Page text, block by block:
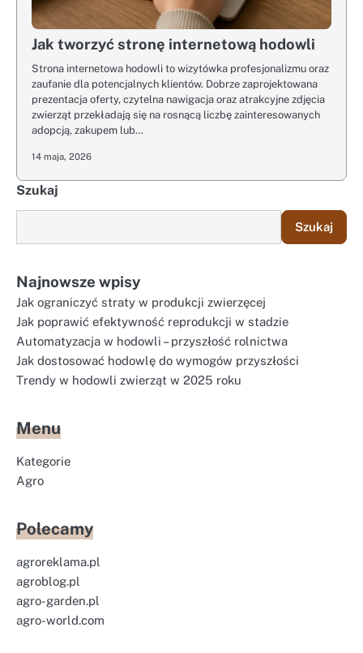
Jak tworzyć stronę internetową hodowli
Strona internetowa hodowli to wizytówka profesjonalizmu oraz
zaufanie dla potencjalnych klientów. Dobrze zaprojektowana
prezentacja oferty, czytelna nawigacja oraz atrakcyjne zdjęcia
zwierząt przekładają się na rosnącą liczbę zainteresowanych
adopcją, zakupem lub…
14 maja, 2026
Szukaj
Szukaj
Najnowsze wpisy
Jak ograniczyć straty w produkcji zwierzęcej
Jak poprawić efektywność reprodukcji w stadzie
Automatyzacja w hodowli – przyszłość rolnictwa
Jak dostosować hodowlę do wymogów przyszłości
Trendy w hodowli zwierząt w 2025 roku
Menu
Kategorie
Agro
Polecamy
agroreklama.pl
agroblog.pl
agro-garden.pl
agro-world.com